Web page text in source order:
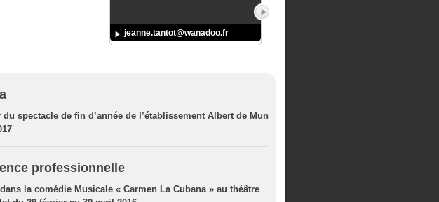
jeanne.tantot@wanadoo.fr
du spectacle de fin d’année de l’établissement Albert de Mun
professionnelle
la comédie Musicale « Carmen La Cubana » au théâtre